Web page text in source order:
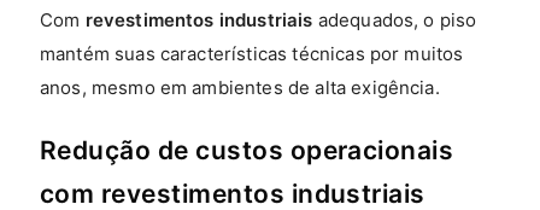
Com revestimentos industriais adequados, o piso
mantém suas características técnicas por muitos
anos, mesmo em ambientes de alta exigência.
Redução de custos operacionais
com revestimentos industriais